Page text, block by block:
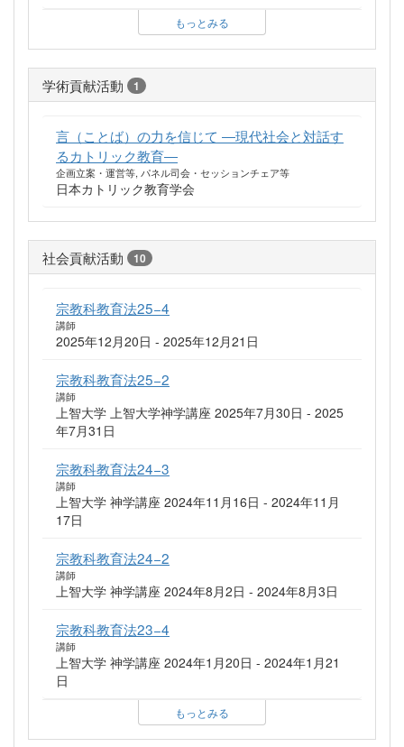
もっとみる
学術貢献活動 1
言（ことば）の力を信じて ―現代社会と対話す
るカトリック教育―
企画立案・運営等, パネル司会・セッションチェア等
日本カトリック教育学会
社会貢献活動 10
宗教科教育法25−4
講師
2025年12月20日 - 2025年12月21日
宗教科教育法25−2
講師
上智大学 上智大学神学講座 2025年7月30日 - 2025
年7月31日
宗教科教育法24−3
講師
上智大学 神学講座 2024年11月16日 - 2024年11月
17日
宗教科教育法24−2
講師
上智大学 神学講座 2024年8月2日 - 2024年8月3日
宗教科教育法23−4
講師
上智大学 神学講座 2024年1月20日 - 2024年1月21
日
もっとみる